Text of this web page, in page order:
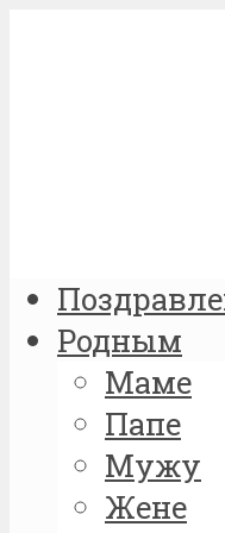
Родным
Маме
Папе
Мужу
Жене